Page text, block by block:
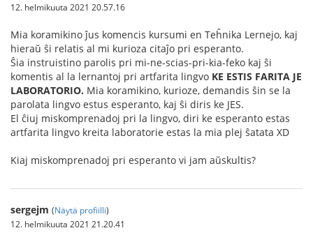
12. helmikuuta 2021 20.57.16
Mia koramikino ĵus komencis kursumi en Teĥnika Lernejo, kaj
hieraŭ ŝi relatis al mi kurioza citaĵo pri esperanto.
Ŝia instruistino parolis pri mi-ne-scias-pri-kia-feko kaj ŝi
komentis al la lernantoj pri artfarita lingvo KE ESTIS FARITA JE
LABORATORIO. Mia koramikino, kurioze, demandis ŝin se la
parolata lingvo estus esperanto, kaj ŝi diris ke JES.
El ĉiuj miskomprenadoj pri la lingvo, diri ke esperanto estas
artfarita lingvo kreita laboratorie estas la mia plej ŝatata XD
Kiaj miskomprenadoj pri esperanto vi jam aŭskultis?
sergejm (Näytä profiilli)
12. helmikuuta 2021 21.20.41